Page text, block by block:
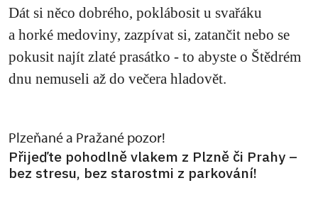
Dát si něco dobrého, poklábosit u svařáku
a horké medoviny, zazpívat si, zatančit nebo se
pokusit najít zlaté prasátko - to abyste o Štědrém
dnu nemuseli až do večera hladovět.
Plzeňané a Pražané pozor!
Přijeďte pohodlně vlakem z Plzně či Prahy –
bez stresu, bez starostmi z parkování!